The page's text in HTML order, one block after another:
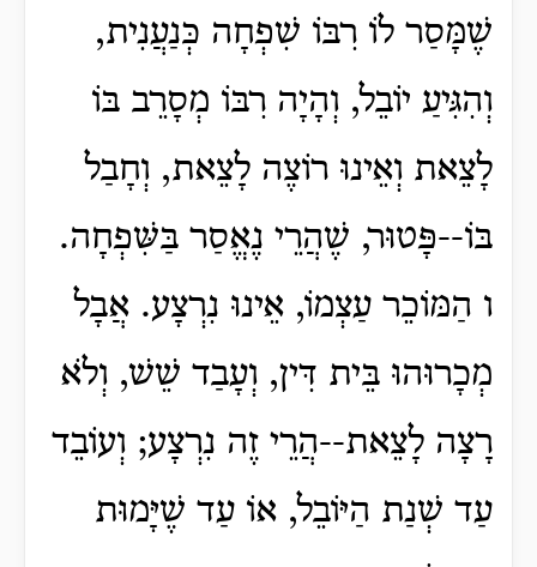
שֶׁמָּסַר לוֹ רִבּוֹ שִׁפְחָה כְּנַעֲנִית,
וְהִגִּיעַ יוֹבֵל, וְהָיָה רִבּוֹ מְסָרֵב בּוֹ
לָצֵאת וְאֵינוּ רוֹצֶה לָצֵאת, וְחָבַל
בּוֹ--פָּטוּר, שֶׁהֲרֵי נֶאֱסַר בַּשִּׁפְחָה.
ו הַמּוֹכֵר עַצְמוֹ, אֵינוּ נִרְצָע. אֲבָל
מְכָרוּהוּ בֵּית דִּין, וְעָבַד שֵׁשׁ, וְלֹא
רָצָה לָצֵאת--הֲרֵי זֶה נִרְצָע; וְעוֹבֵד
עַד שְׁנַת הַיּוֹבֵל, אוֹ עַד שֶׁיָּמוּת